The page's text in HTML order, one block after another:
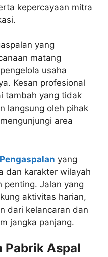
kepercayaan mitra
yang
matang
usaha
Kesan profesional
tambah yang tidak
langsung oleh pihak
area
yang
dan karakter wilayah
penting. Jalan yang
aktivitas harian,
dari kelancaran dan
jangka panjang.
Pabrik Aspal